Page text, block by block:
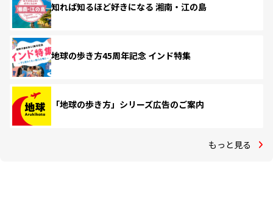
知れば知るほど好きになる 湘南・江の島
地球の歩き方45周年記念 インド特集
「地球の歩き方」シリーズ広告のご案内
もっと見る